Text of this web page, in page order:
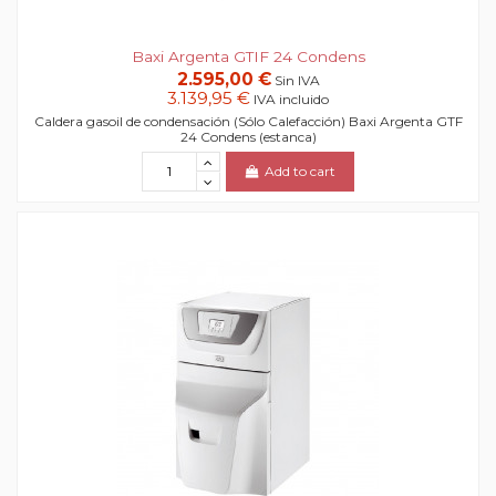
Baxi Argenta GTIF 24 Condens
2.595,00 € Sin IVA
3.139,95 € IVA incluido
Caldera gasoil de condensación (Sólo Calefacción) Baxi Argenta GTF
24 Condens (estanca)
Add to cart